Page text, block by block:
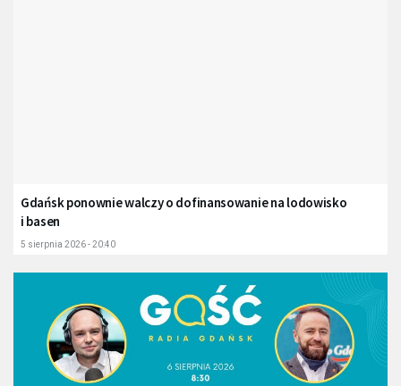
Gdańsk ponownie walczy o dofinansowanie na lodowisko
i basen
5 sierpnia 2026 - 20:40